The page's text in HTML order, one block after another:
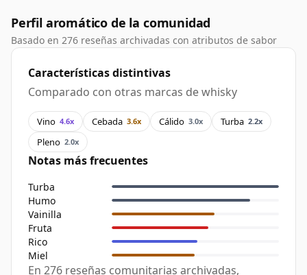
Perfil aromático de la comunidad
Basado en 276 reseñas archivadas con atributos de sabor
Características distintivas
Comparado con otras marcas de whisky
Vino 4.6x Cebada 3.6x Cálido 3.0x Turba 2.2x
Pleno 2.0x
Notas más frecuentes
Turba
Humo
Vainilla
Fruta
Rico
Miel
En 276 reseñas comunitarias archivadas,